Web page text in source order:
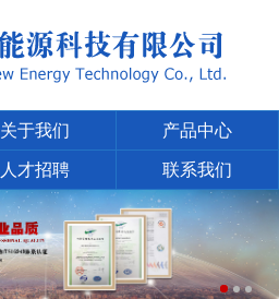
关于我们 产品中心
人才招聘 联系我们